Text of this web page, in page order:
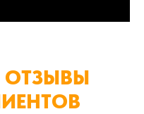
ОТЗЫВЫ